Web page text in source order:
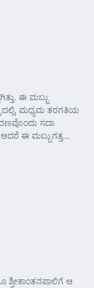
ಈ ಮಬ್ಬು
ಮಧ್ಯಮ ತರಗತಿಯ
ಸದಾ
ಈ ಮಬ್ಬುಗತ್ತ...
ಆ